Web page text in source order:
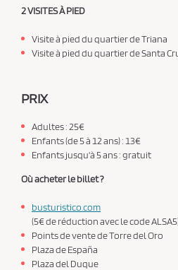
2 VISITES À PIED
Visite à pied du quartier de Triana
Visite à pied du quartier de Santa
PRIX
Adultes : 25€
Enfants (de 5 à 12 ans) : 13€
Enfants jusqu'à 5 ans : gratuit
Où acheter le billet ?
busturistico.com
(5€ de réduction avec le code
Points de vente de Torre del Oro
Plaza de España
Plaza del Duque